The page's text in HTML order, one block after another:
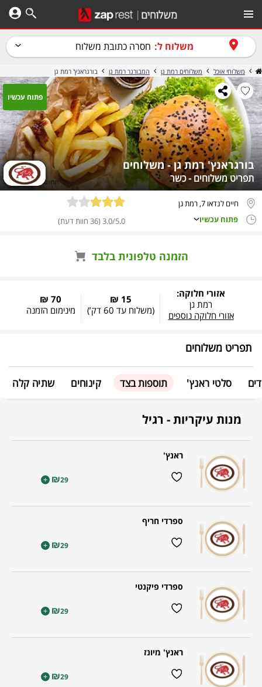
משלוח ל: חסרה כתובת משלוח
משלוחי אוכל משלוחים רמת גן המבורגר רמת גן בורגראנץ' רמת גן
בורגראנץ' רמת גן - משלוחים
תפריט משלוחים - כשר
פתוח עכשיו
חיים לנדאו 7, רמת גן
פתוח עכשיו
3.0/5.0 (36 חוות דעת)
הזמנה טלפונית בלבד
אזורי חלוקה:
רמת גן
אזורי חלוקה נוספים
15 ₪
(משלוח עד 60 דק’ ) מינימום הזמנה
70 ₪
תפריט משלוחים
סלטי ראנץ' תוספות בצד קינוחים שתיה קלה
מנות עיקריות - רגיל
ראנץ'
₪29
+
ספרדי חריף
₪29
+
ספרדי פיקנטי
₪29
+
ראנץ' מיונז
₪29
+